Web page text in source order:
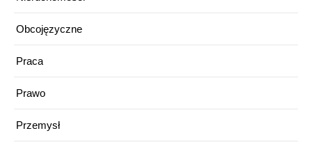
Obcojęzyczne
Praca
Prawo
Przemysł